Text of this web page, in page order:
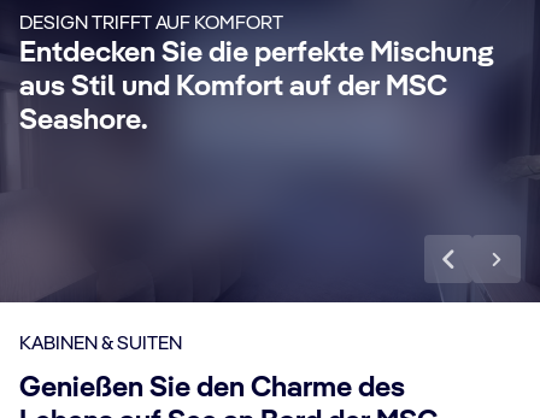
DESIGN TRIFFT AUF KOMFORT
Entdecken Sie die perfekte Mischung
aus Stil und Komfort auf der MSC
Seashore.
unvergessliche Kreuzfahrt mit unserem
24-Stunden-Butler-Service, eigenem
Concierge, All-Inclusive Getränkepaket
Premium Extra, Internet Paket und vielen
weiteren Vorteilen.
KABINEN & SUITEN
Genießen Sie den Charme des